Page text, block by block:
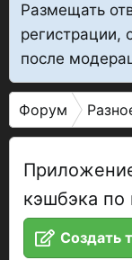
Размещать
регистрации,
после
Форум
кэшбэка по
Создать